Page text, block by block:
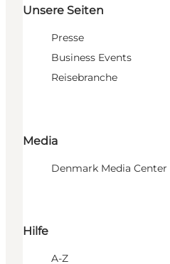
Unsere Seiten
Presse
Business Events
Reisebranche
Media
Denmark Media Center
Hilfe
A-Z